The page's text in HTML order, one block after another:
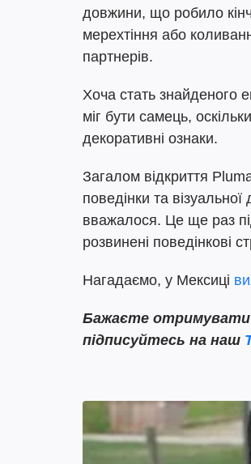
довжини, що робило
мерехтіння або
партнерів.
Хоча стать знайденого
міг бути самець,
декоративні ознаки.
Загалом відкриття
поведінки та
вважалося. Це ще раз
розвинені поведінкові
Нагадаємо, у Мексиці
Бажаєте отримувати
підписуйтесь на наш